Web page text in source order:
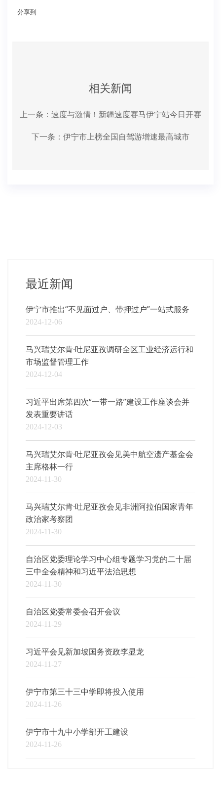
分享到
相关新闻
上一条： 速度与激情！新疆速度赛马伊宁站今日开赛
下一条： 伊宁市上榜全国自驾游增速最高城市
最近新闻
伊宁市推出“不见面过户、带押过户”一站式服务
2024-12-06
马兴瑞艾尔肯·吐尼亚孜调研全区工业经济运行和
市场监督管理工作
2024-12-04
习近平出席第四次“一带一路”建设工作座谈会并
发表重要讲话
2024-12-03
马兴瑞艾尔肯·吐尼亚孜会见美中航空遗产基金会
主席格林一行
2024-11-30
马兴瑞艾尔肯·吐尼亚孜会见非洲阿拉伯国家青年
政治家考察团
2024-11-30
自治区党委理论学习中心组专题学习党的二十届
三中全会精神和习近平法治思想
2024-11-30
自治区党委常委会召开会议
2024-11-29
习近平会见新加坡国务资政李显龙
2024-11-27
伊宁市第三十三中学即将投入使用
2024-11-26
伊宁市十九中小学部开工建设
2024-11-26